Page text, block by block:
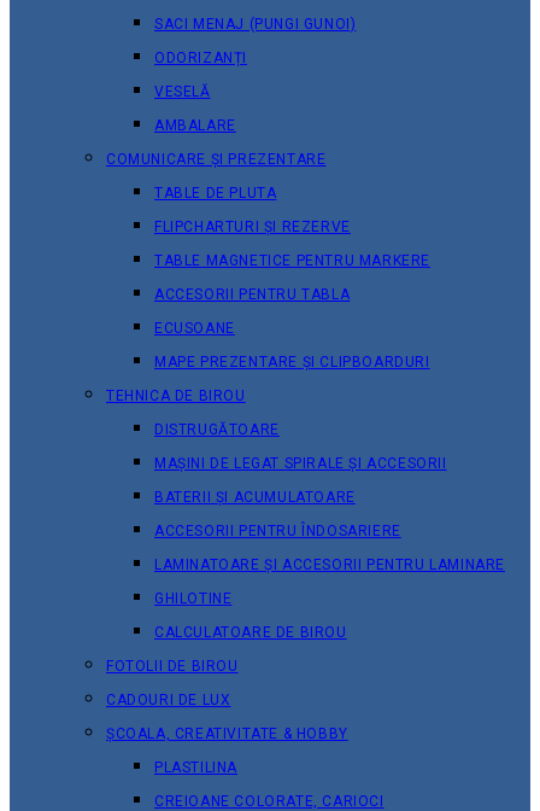
SACI MENAJ (PUNGI GUNOI)
ODORIZANȚI
VESELĂ
AMBALARE
COMUNICARE ȘI PREZENTARE
TABLE DE PLUTA
FLIPCHARTURI ȘI REZERVE
TABLE MAGNETICE PENTRU MARKERE
ACCESORII PENTRU TABLA
ECUSOANE
MAPE PREZENTARE ȘI CLIPBOARDURI
TEHNICA DE BIROU
DISTRUGĂTOARE
MAȘINI DE LEGAT SPIRALE ȘI ACCESORII
BATERII ȘI ACUMULATOARE
ACCESORII PENTRU ÎNDOSARIERE
LAMINATOARE ȘI ACCESORII PENTRU LAMINARE
GHILOTINE
CALCULATOARE DE BIROU
FOTOLII DE BIROU
CADOURI DE LUX
ȘCOALA, CREATIVITATE & HOBBY
PLASTILINA
CREIOANE COLORATE, CARIOCI